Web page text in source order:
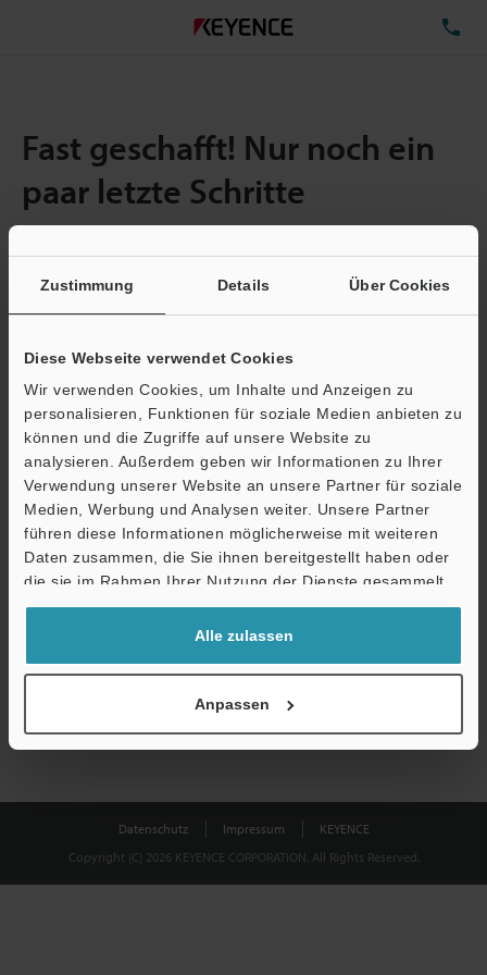
Zustimmung Details Über Cookies
Diese Webseite verwendet Cookies
Wir verwenden Cookies, um Inhalte und Anzeigen zu
personalisieren, Funktionen für soziale Medien anbieten zu
können und die Zugriffe auf unsere Website zu
analysieren. Außerdem geben wir Informationen zu Ihrer
Verwendung unserer Website an unsere Partner für soziale
Medien, Werbung und Analysen weiter. Unsere Partner
führen diese Informationen möglicherweise mit weiteren
Daten zusammen, die Sie ihnen bereitgestellt haben oder
die sie im Rahmen Ihrer Nutzung der Dienste gesammelt
haben.
Alle zulassen
Anpassen
Fast geschafft! Nur noch ein
paar letzte Schritte
E-Mail-Adresse (erforderlich)
Download
Datenschutz ist uns wichtig - Ihre Daten werden niemals
Datenschutz
Datenschutz Impressum
KEYENCE
Copyright (C) 2026 KEYENCE CORPORATION. All Rights Reserved.